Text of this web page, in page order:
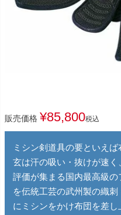
販売価格 ¥85,800税込
ミシン剣道具の要といえば
玄は汗の吸い・抜けが速
評価が集まる国内最高級
を伝統工芸の武州製の織
にミシンをかけ布団を差